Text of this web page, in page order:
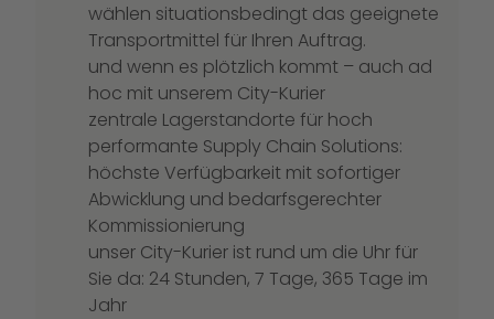
wählen situationsbedingt das geeignete
Transportmittel für Ihren Auftrag.
und wenn es plötzlich kommt – auch ad
hoc mit unserem City-Kurier
zentrale Lagerstandorte für hoch
performante Supply Chain Solutions:
höchste Verfügbarkeit mit sofortiger
Abwicklung und bedarfsgerechter
Kommissionierung
unser City-Kurier ist rund um die Uhr für
Sie da: 24 Stunden, 7 Tage, 365 Tage im
Jahr